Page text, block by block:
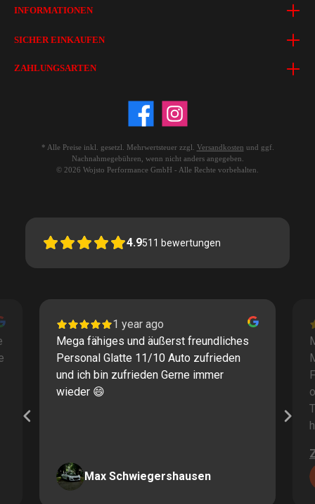
INFORMATIONEN
SICHER EINKAUFEN
ZAHLUNGSARTEN
* Alle Preise inkl. gesetzl. Mehrwertsteuer zzgl. Versandkosten und ggf.
Nachnahmegebühren, wenn nicht anders angegeben.
© 2026 Wojsto Performance GmbH - Alle Rechte vorbehalten.
4.9511 bewertungen
1 year ago
Mega fähiges und äußerst freundliches
Personal Glatte 11/10 Auto zufrieden
und ich bin zufrieden Gerne immer
wieder 😄
Max Schwiegershausen